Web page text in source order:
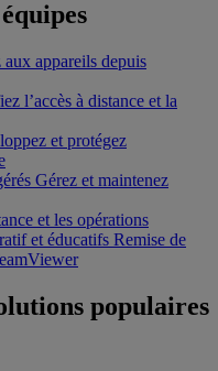
aux appareils depuis
l’accès à distance et la
et protégez
Gérez et maintenez
et les opérations
et éducatifs Remise de
populaires